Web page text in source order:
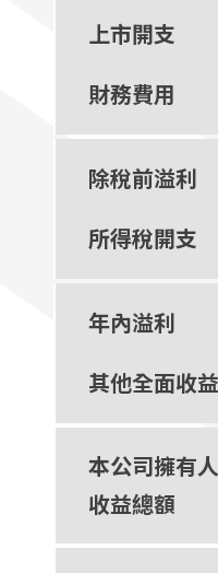
上市開支
財務費用
除稅前溢利
所得稅開支
年內溢利
其他全面收益
本公司擁有
收益總額